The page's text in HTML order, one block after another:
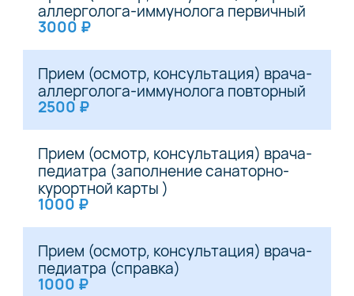
аллерголога-иммунолога первичный
3000 ₽
Прием (осмотр, консультация) врача-
аллерголога-иммунолога повторный
2500 ₽
Прием (осмотр, консультация) врача-
педиатра (заполнение санаторно-
курортной карты )
1000 ₽
Прием (осмотр, консультация) врача-
педиатра (справка)
1000 ₽